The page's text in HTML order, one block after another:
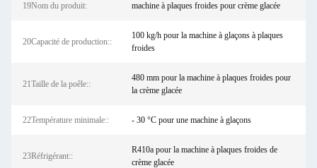
19Nom du produit: machine à plaques froides pour crème glacée
20Capacité de production::
100 kg/h pour la machine à glaçons à plaques
froides
21Taille de la poêle::
480 mm pour la machine à plaques froides pour
la crème glacée
22Température minimale:: - 30 °C pour une machine à glaçons
23Réfrigérant::
R410a pour la machine à plaques froides de
crème glacée